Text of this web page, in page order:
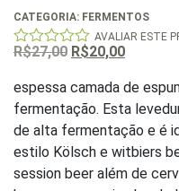
CATEGORIA: FERMENTOS
0
of
5
AVALIAR ESTE
R$27,00 O
original
era:
R$27,00.
R$20,00O
atual
é:
espessa camada de
fermentação. Esta
de alta fermentação e é
estilo Kölsch e witbiers
session beer além de